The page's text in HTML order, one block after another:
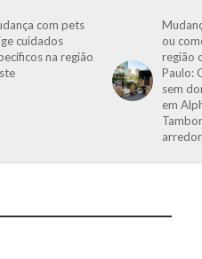
com pets
cuidados
na região
ou
região
Paulo:
sem
em